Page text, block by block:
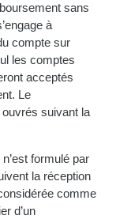
sans
à
compte sur
les comptes
acceptés
Le
suivant la
formulé par
la réception
comme
d’un